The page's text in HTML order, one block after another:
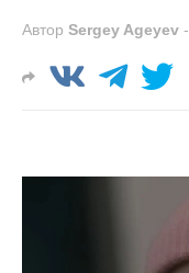
Автор Sergey Ageyev -